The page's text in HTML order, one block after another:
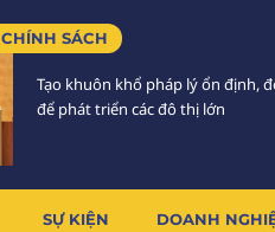
CHÍNH SÁCH
Tạo khuôn khổ pháp lý ổn định,
để phát triển các đô thị lớn
SỰ KIỆN DOANH